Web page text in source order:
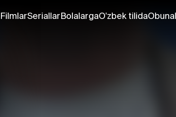
FilmlarSeriallarBolalargaO'zbek tilida